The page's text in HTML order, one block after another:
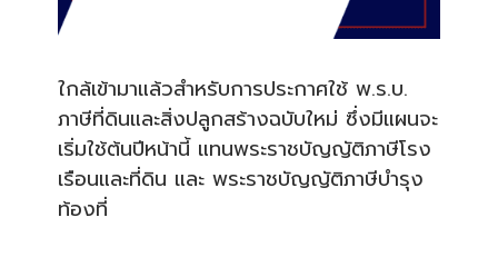
ใกล้เข้ามาแล้วสำหรับการประกาศใช้ พ.ร.บ.
ภาษีที่ดินและสิ่งปลูกสร้างฉบับใหม่ ซึ่งมีแผนจะ
เริ่มใช้ต้นปีหน้านี้ แทนพระราชบัญญัติภาษีโรง
เรือนและที่ดิน และ พระราชบัญญัติภาษีบํารุง
ท้องที่